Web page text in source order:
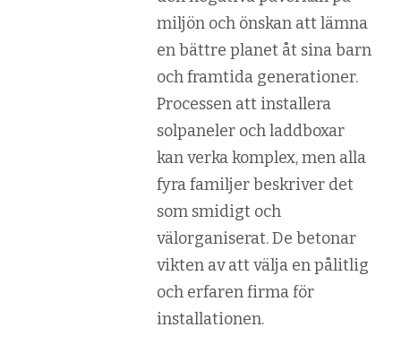
miljön och önskan att lämna
en bättre planet åt sina barn
och framtida generationer.
Processen att installera
solpaneler och laddboxar
kan verka komplex, men alla
fyra familjer beskriver det
som smidigt och
välorganiserat. De betonar
vikten av att välja en pålitlig
och erfaren firma för
installationen.